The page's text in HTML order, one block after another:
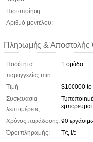
Πιστοποίηση:
Αριθμό μοντέλου:
Πληρωμής & Αποστολής
Ποσότητα
παραγγελίας min:
1 ομάδα
Τιμή:
$100000 to
Συσκευασία
λεπτομέρειες:
Χρόνος παράδοσης: 90
Όροι πληρωμής:
T/t, l/c